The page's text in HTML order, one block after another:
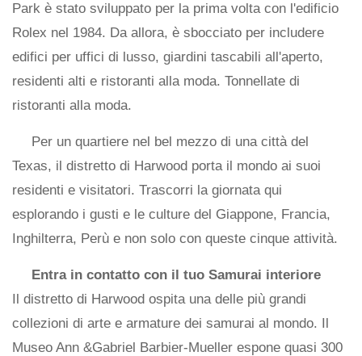
Park è stato sviluppato per la prima volta con l'edificio
Rolex nel 1984. Da allora, è sbocciato per includere
edifici per uffici di lusso, giardini tascabili all'aperto,
residenti alti e ristoranti alla moda. Tonnellate di
ristoranti alla moda.
Per un quartiere nel bel mezzo di una città del
Texas, il distretto di Harwood porta il mondo ai suoi
residenti e visitatori. Trascorri la giornata qui
esplorando i gusti e le culture del Giappone, Francia,
Inghilterra, Perù e non solo con queste cinque attività.
Entra in contatto con il tuo Samurai interiore
Il distretto di Harwood ospita una delle più grandi
collezioni di arte e armature dei samurai al mondo. Il
Museo Ann &Gabriel Barbier-Mueller espone quasi 300